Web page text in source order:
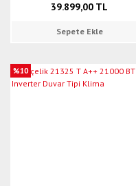
39.899,00 TL
Sepete Ekle
%10